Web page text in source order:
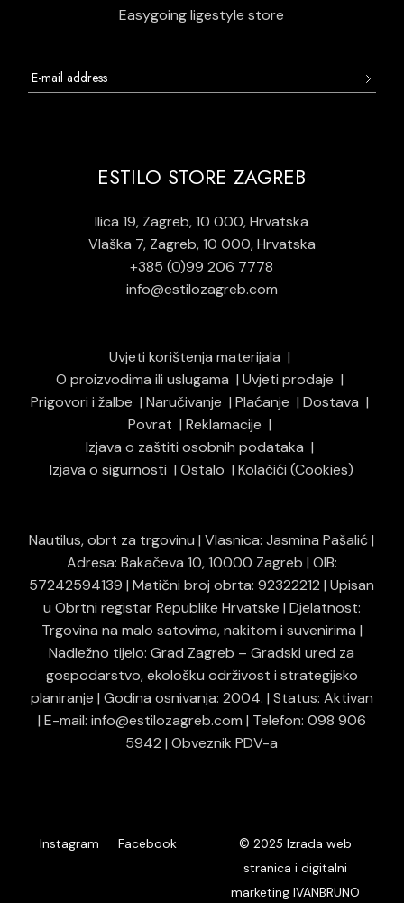
Easygoing ligestyle store
ESTILO STORE ZAGREB
Ilica 19, Zagreb, 10 000, Hrvatska
Vlaška 7, Zagreb, 10 000, Hrvatska
+385 (0)99 206 7778
info@estilozagreb.com
Uvjeti korištenja materijala
O proizvodima ili uslugama
Uvjeti prodaje
Prigovori i žalbe
Naručivanje Plaćanje
Dostava
Povrat
Reklamacije
Izjava o zaštiti osobnih podataka
Izjava o sigurnosti
Ostalo Kolačići (Cookies)
Nautilus, obrt za trgovinu | Vlasnica: Jasmina Pašalić |
Adresa: Bakačeva 10, 10000 Zagreb | OIB:
57242594139 | Matični broj obrta: 92322212 | Upisan
u Obrtni registar Republike Hrvatske | Djelatnost:
Trgovina na malo satovima, nakitom i suvenirima |
Nadležno tijelo: Grad Zagreb – Gradski ured za
gospodarstvo, ekološku održivost i strategijsko
planiranje | Godina osnivanja: 2004. | Status: Aktivan
| E-mail: info@estilozagreb.com | Telefon: 098 906
5942 | Obveznik PDV-a
Instagram Facebook © 2025Izrada web
stranica i digitalni
marketing IVANBRUNO